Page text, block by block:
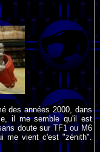
des années 2000, dans
il me semble qu'il est
doute sur TF1 ou M6
me vient c'est "zénith".